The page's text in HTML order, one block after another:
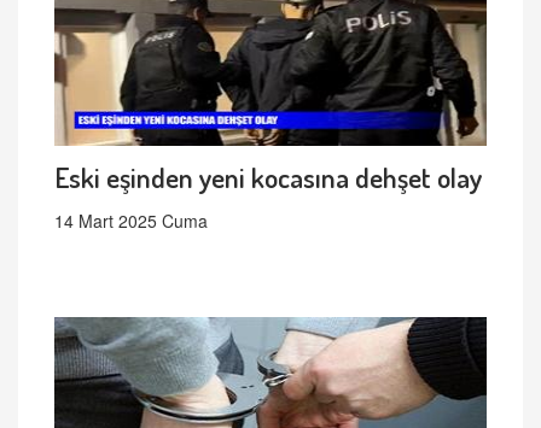
Eski eşinden yeni kocasına dehşet olay
14 Mart 2025 Cuma